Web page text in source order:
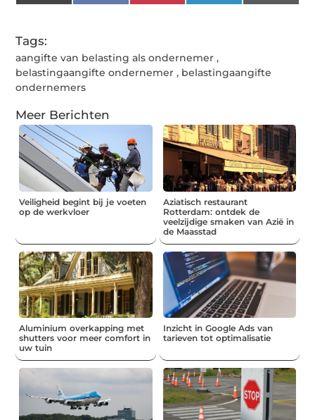
(Twitter)
Tags:
aangifte van belasting als ondernemer ,
belastingaangifte ondernemer , belastingaangifte
ondernemers
Meer Berichten
Veiligheid begint bij je voeten
op de werkvloer
Aziatisch restaurant
Rotterdam: ontdek de
veelzijdige smaken van Azië in
de Maasstad
Aluminium overkapping met
shutters voor meer comfort in
uw tuin
Inzicht in Google Ads van
tarieven tot optimalisatie